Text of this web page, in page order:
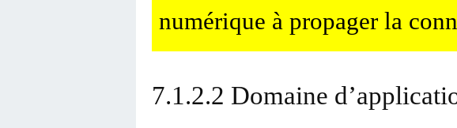
numérique à propager la
7.1.2.2 Domaine